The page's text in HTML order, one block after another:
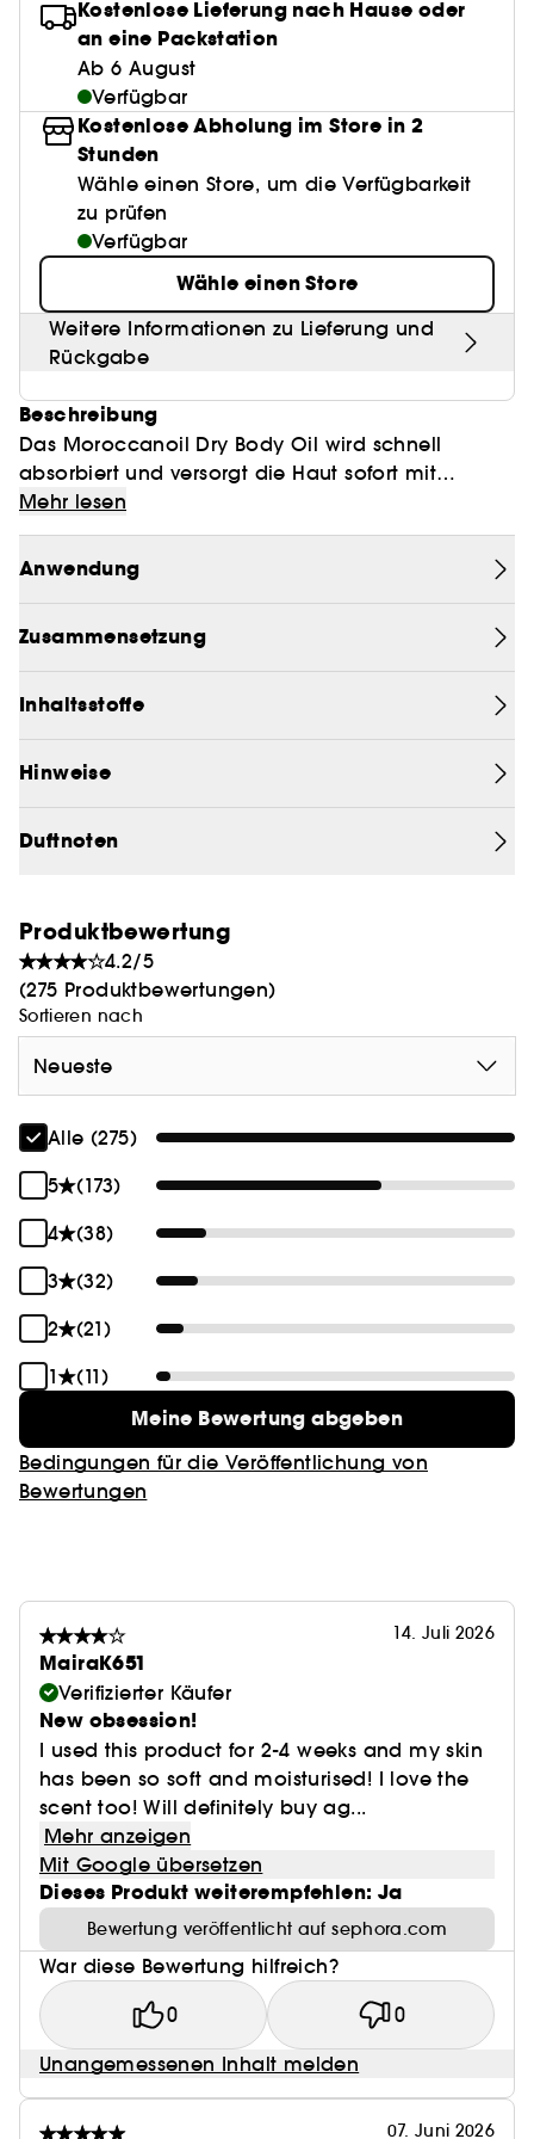
BB & CC Cream
Paletten
Lashes
Eyeliner
Anspitzer
Nagelknipser
Mattierendes Papier
Make-up Trends
Alles anzeigen
Make it last
Skincare meets Makeup
Make-up Routine
Make-up Must-haves
Find your favourite finish
Instant Lip Love
Sensible Haut
Pigmentflecken
Poren
Pinzette
Pflege Trends
Alles anzeigen
Skincare meets Makeup
Skin Longevity
Self-Care Moment
Hol dir den Glow!
Hautpflege unter 30 €
Clinical Skincare
Aquatischer Duft
Holziger Duft
Würziger Duft
Parfums unter 50 €
Duft Layering
Parfum-Highlights
Duft Neuheiten
Düfte der Saison
Kopfhautpeeling
Locken Definition
Sonnenschutz
Glanz & Glättung
Gefärbtes Haar
High-Performance Haarpflege
Hair Styling
Hair back to School
Kopfhautpflege
Haarpflege unter 25€
Haarpflege Beststeller
Clean Gesichtspflege
Clean Parfum
Clean Haarpflege
Make-up
Hautpflege
Best Skin Ever Shade Finder
Kostenlose Lieferung nach Hause oder
an eine Packstation
Ab 6 August
Verfügbar
Kostenlose Abholung im Store in 2
Stunden
Wähle einen Store, um die Verfügbarkeit
zu prüfen
Verfügbar
Wähle einen Store
Weitere Informationen zu Lieferung und
Rückgabe
Beschreibung
Das Moroccanoil Dry Body Oil wird schnell
absorbiert und versorgt die Haut sofort mit
Feuchtigkeit.
Die leichte, nicht fettende Formel zieht schnell ein
und enthält antioxidantienreiches Argan-, Oliven-
und die Hauttextur und Ausstrahlung verbessert.
Mehr lesen
Anwendung
Zusammensetzung
Inhaltsstoffe
Hinweise
Duftnoten
Produktbewertung
4.2/5
(275 Produktbewertungen)
Sortieren nach
Neueste
Alle (275)
5
(173)
4
(38)
3
(32)
2
(21)
1
(11)
Meine Bewertung abgeben
Bedingungen für die Veröffentlichung von
Bewertungen
14. Juli 2026
MairaK651
Verifizierter Käufer
New obsession!
I used this product for 2-4 weeks and my skin
has been so soft and moisturised! I love the
scent too! Will definitely buy ag...
Mehr anzeigen
Mit Google übersetzen
Dieses Produkt weiterempfehlen: Ja
Bewertung veröffentlicht auf sephora.com
War diese Bewertung hilfreich?
0 0
Unangemessenen Inhalt melden
07. Juni 2026